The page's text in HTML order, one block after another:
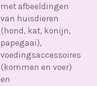
met afbeeldingen
van huisdieren
(hond, kat, konijn,
papegaai),
voedingsaccessoires
(kommen en voer)
en